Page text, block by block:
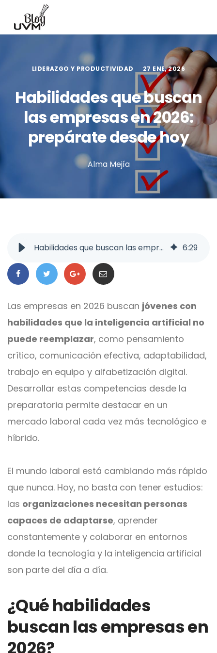
LIDERAZGO Y PRODUCTIVIDAD 27 ENE, 2026
Habilidades que buscan
las empresas en 2026:
prepárate desde hoy
Alma Mejía
Habilidades que buscan las empresas en 2026: prepárate desde hoy 6:29
Las empresas en 2026 buscan jóvenes con
habilidades que la inteligencia artificial no
puede reemplazar, como pensamiento
crítico, comunicación efectiva, adaptabilidad,
trabajo en equipo y alfabetización digital.
Desarrollar estas competencias desde la
preparatoria permite destacar en un
mercado laboral cada vez más tecnológico e
híbrido.
El mundo laboral está cambiando más rápido
que nunca. Hoy, no basta con tener estudios:
las organizaciones necesitan personas
capaces de adaptarse, aprender
constantemente y colaborar en entornos
donde la tecnología y la inteligencia artificial
son parte del día a día.
¿Qué habilidades
buscan las empresas en
2026?